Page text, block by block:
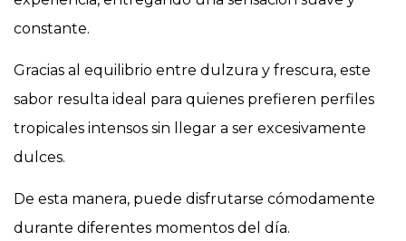
constante.
Gracias al equilibrio entre dulzura y frescura, este
sabor resulta ideal para quienes prefieren perfiles
tropicales intensos sin llegar a ser excesivamente
dulces.
De esta manera, puede disfrutarse cómodamente
durante diferentes momentos del día.